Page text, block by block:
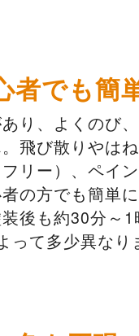
者でも簡
り、よくのび
飛び散りやは
リー）、ペイ
の方でも簡単
後も約30分～
って多少異なり